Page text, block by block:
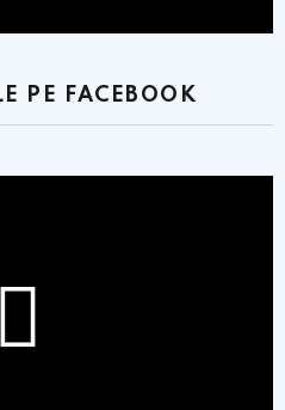
PE FACEBOOK